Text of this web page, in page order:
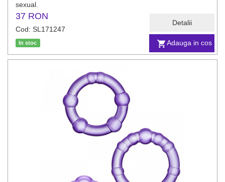
Adauga in cos
Detalii
sexual.
37 RON
Cod: SL171247
In stoc